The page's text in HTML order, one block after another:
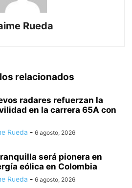
Rueda
relacionados
radares refuerzan la
en la carrera 65A con
Rueda - 6 agosto, 2026
será pionera en
eólica en Colombia
Rueda - 6 agosto, 2026